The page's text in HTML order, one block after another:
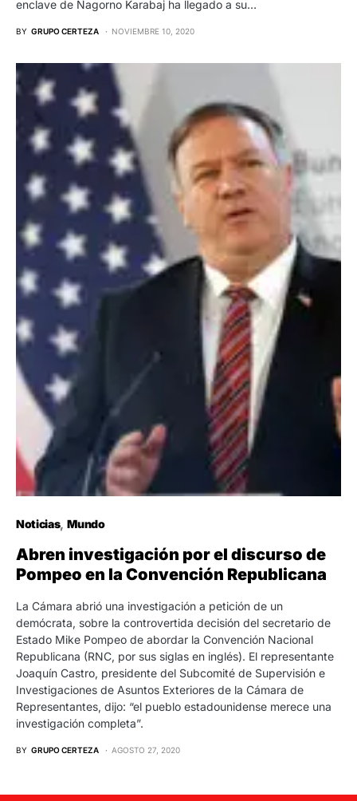
enclave de Nagorno Karabaj ha llegado a su…
BY GRUPO CERTEZA NOVIEMBRE 10, 2020
Noticias Mundo
Abren investigación por el discurso de
Pompeo en la Convención Republicana
La Cámara abrió una investigación a petición de un
demócrata, sobre la controvertida decisión del secretario de
Estado Mike Pompeo de abordar la Convención Nacional
Republicana (RNC, por sus siglas en inglés). El representante
Joaquín Castro, presidente del Subcomité de Supervisión e
Investigaciones de Asuntos Exteriores de la Cámara de
Representantes, dijo: “el pueblo estadounidense merece una
investigación completa”.
BY GRUPO CERTEZA AGOSTO 27, 2020